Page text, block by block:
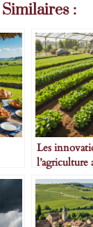
:
Les
l’agriculture